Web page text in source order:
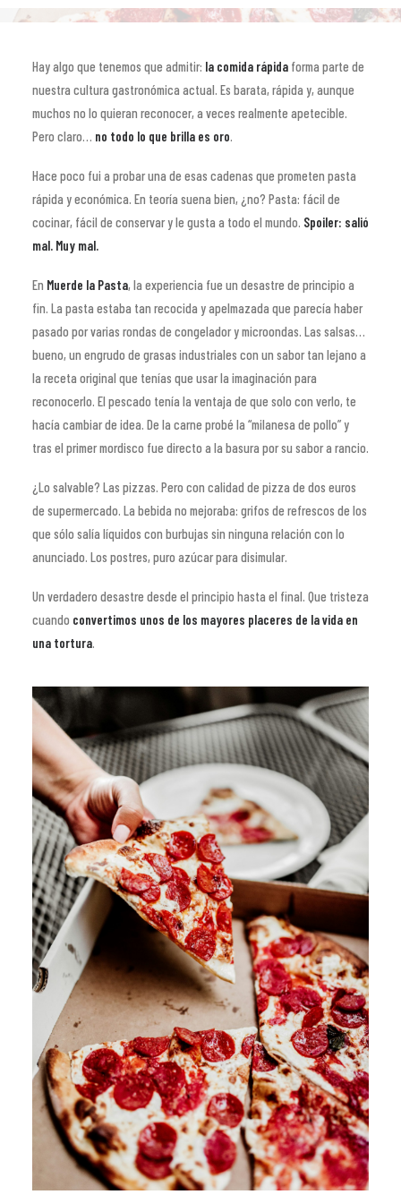
Hay algo que tenemos que admitir: la comida rápida forma parte de
nuestra cultura gastronómica actual. Es barata, rápida y, aunque
muchos no lo quieran reconocer, a veces realmente apetecible.
Pero claro… no todo lo que brilla es oro.
Hace poco fui a probar una de esas cadenas que prometen pasta
rápida y económica. En teoría suena bien, ¿no? Pasta: fácil de
cocinar, fácil de conservar y le gusta a todo el mundo. Spoiler: salió
mal. Muy mal.
En Muerde la Pasta, la experiencia fue un desastre de principio a
fin. La pasta estaba tan recocida y apelmazada que parecía haber
pasado por varias rondas de congelador y microondas. Las salsas…
bueno, un engrudo de grasas industriales con un sabor tan lejano a
la receta original que tenías que usar la imaginación para
reconocerlo. El pescado tenía la ventaja de que solo con verlo, te
hacía cambiar de idea. De la carne probé la “milanesa de pollo” y
tras el primer mordisco fue directo a la basura por su sabor a rancio.
¿Lo salvable? Las pizzas. Pero con calidad de pizza de dos euros
de supermercado. La bebida no mejoraba: grifos de refrescos de los
que sólo salía líquidos con burbujas sin ninguna relación con lo
anunciado. Los postres, puro azúcar para disimular.
Un verdadero desastre desde el principio hasta el final. Que tristeza
cuando convertimos unos de los mayores placeres de la vida en
una tortura.